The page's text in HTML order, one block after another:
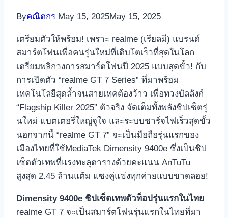
Byคณิตกร May 15, 2025May 15, 2025
เตรียมตัวให้พร้อม! เพราะ realme (เรียลมี) แบรนด์
สมาร์ตโฟนเพื่อคนรุ่นใหม่ที่เติบโตเร็วที่สุดในโลก
เตรียมพลิกวงการสมาร์ตโฟนปี 2025 แบบสุดขั้ว! กับ
การเปิดตัว “realme GT 7 Series” ที่มาพร้อม
เทคโนโลยีสุดล้ำจนสายเทคต้องว้าว เพื่อทวงบัลลังก์
“Flagship Killer 2025” ตัวจริง จัดเต็มทั้งพลังชิปเซ็ตรุ่
นใหม่ แบตเตอรี่ใหญ่จุใจ และระบบชาร์จไฟเร็วสุดขั้ว
นอกจากนี้ “realme GT 7” จะเป็นมือถือรุ่นแรกของ
เมืองไทยที่ใช้MediaTek Dimensity 9400e ซึ่งเป็นชิป
เซ็ตตัวเทพที่แรงทะลุตารางด้วยคะแนน AnTuTu
สูงสุด 2.45 ล้านแต้ม แซงคู่แข่งทุกค่ายแบบขาดลอย!
Dimensity 9400e ชิปเซ็ตเทพตัวท็อปรุ่นแรกในไทย
realme GT 7 จะเป็นสมาร์ตโฟนรุ่นแรกในไทยที่มา